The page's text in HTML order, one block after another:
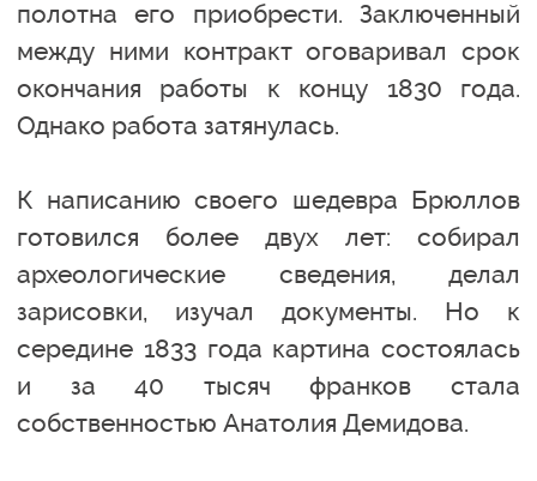
полотна его приобрести. Заключенный
между ними контракт оговаривал срок
окончания работы к концу 1830 года.
Однако работа затянулась.
К написанию своего шедевра Брюллов
готовился более двух лет: собирал
археологические сведения, делал
зарисовки, изучал документы. Но к
середине 1833 года картина состоялась
и за 40 тысяч франков стала
собственностью Анатолия Демидова.